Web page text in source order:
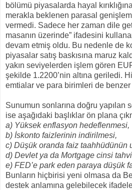
bölümü piyasalarda hayal
merakla beklenen parasal
vermedi. Sadece her zaman dile
masanın üzerinde” ifadesini
devam etmiş oldu. Bu nedenle de
piyasalar satış baskısına maruz
yakın seviyelerden işlem gören
şekilde 1.2200’nin altına geriledi.
emtialar ve para birimleri de
Sunumun sonlarına doğru yapılan
ise aşağıdaki başlıklar ön plana
a) Yüksek enflasyon hedeflenmesi,
b) İskonto faizlerinin indirilmesi,
c) Düşük oranda faiz taahhüdünün
d) Devlet ya da Mortgage cinsi tahvil
e) FED’e park eden paraya düşük
Bunların hiçbirisi yeni olmasa da
destek anlamına gelebilecek